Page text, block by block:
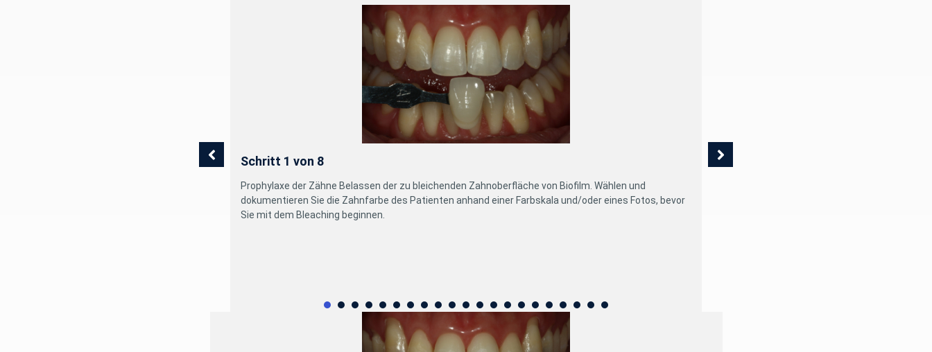
Schritt 1 von 8
Prophylaxe der Zähne Belassen der zu bleichenden Zahnoberfläche von Biofilm. Wählen und
dokumentieren Sie die Zahnfarbe des Patienten anhand einer Farbskala und/oder eines Fotos, bevor
Sie mit dem Bleaching beginnen.
1 2 3 4 5 6 7 8 9 10 11 12 13